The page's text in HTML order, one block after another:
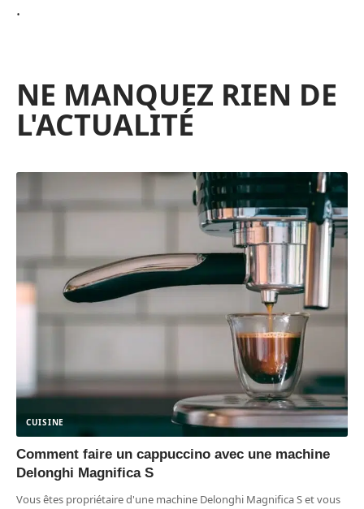
.
NE MANQUEZ RIEN DE
L'ACTUALITÉ
CUISINE
Comment faire un cappuccino avec une machine
Delonghi Magnifica S
Vous êtes propriétaire d'une machine Delonghi Magnifica S et vous